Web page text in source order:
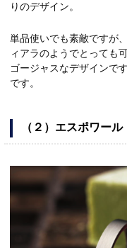
りのデザイン。
単品使いでも素敵ですが
ィアラのようでとっても
ゴージャスなデザインで
です。
（２）エスポワール